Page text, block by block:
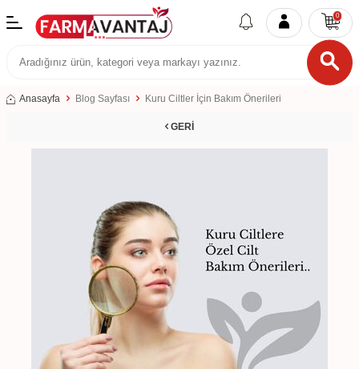
0
Anasayfa Blog Sayfası Kuru Ciltler İçin Bakım Önerileri
GERI